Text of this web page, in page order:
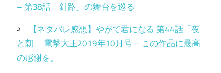
– 第38話「針路」の舞台を巡る
【ネタバレ感想】やがて君になる 第44話「夜
と朝」 電撃大王2019年10月号 – この作品に最高
の感謝を。